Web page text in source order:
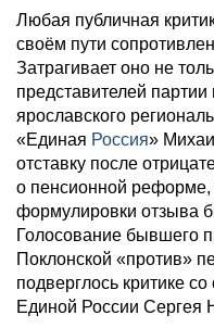
Любая публичная
своём пути
Затрагивает оно не
представителей партии
ярославского
«Единая Россия»
отставку после
о пенсионной реформе,
формулировки отзыва
Голосование бывшего
Поклонской «против»
подверглось критике
Единой России Сергея